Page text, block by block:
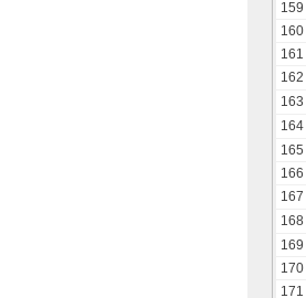
159
160
161
162
163
164
165
166
167
168
169
170
171